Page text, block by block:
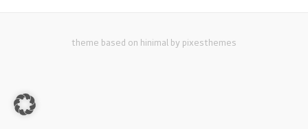
theme based on hinimal by pixesthemes